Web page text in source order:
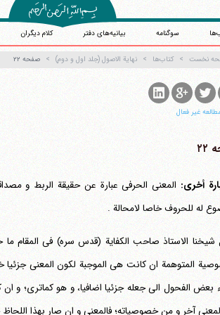
سوگنامه بیانیه‌های دفتر کلام دیگران
نخست کتاب‌ها نهایة الاصول (جلد اول و دوم) صفحه ۲۲
غیر فعال
أخری: المعنی الحرفی عبارة عن حقیقة الربط و
له للحروف خاصا لامحالة .
شیخنا الاستاذ صاحب الکفایة (قدس سره) فی المقام
المتوهمة ان کانت هی الموجبة لکون المعنی جزئیا
بعض الفحول الی جعله جزئیا اضافیا، و هو کماتری؛ و
آخر و من خصوصیاته؛ فالمعنی و ان صار بهذا اللحاظ
آیت‌الله منتظری
وب سایت رسمی آیت‌الله منتظری
ایران
،قم میدان مصلّی، بلوار شهید محمّد منتظری، كوچه شماره ٨